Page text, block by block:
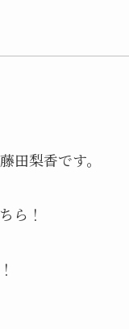
田梨香です。
ら！